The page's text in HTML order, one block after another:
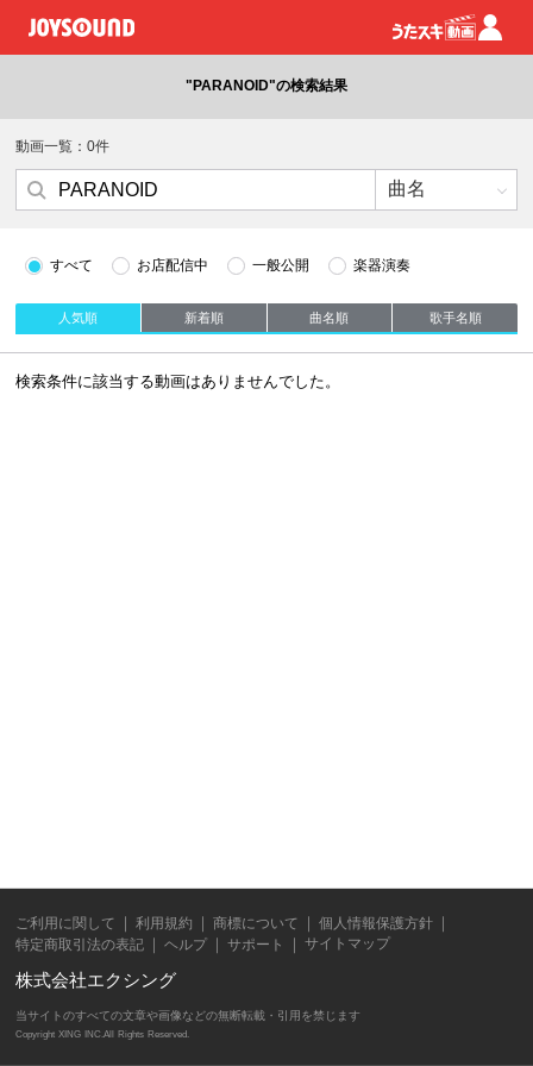
"PARANOID"の検索結果
動画一覧：0件
すべて お店配信中 一般公開 楽器演奏
人気順 新着順 曲名順 歌手名順
検索条件に該当する動画はありませんでした。
ご利用に関して 利用規約 商標について
個人情報保護方針
特定商取引法の表記
ヘルプ サポート サイトマップ
株式会社エクシング
当サイトのすべての文章や画像などの無断転載・引用を禁じます
Copyright XING INC.All Rights Reserved.